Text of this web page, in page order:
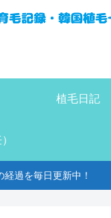
植毛日記
過を毎日更新中！